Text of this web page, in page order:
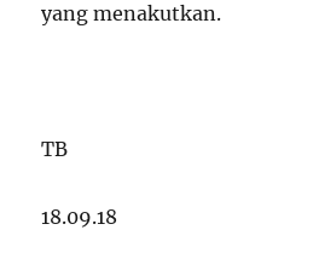
yang menakutkan.
TB
18.09.18